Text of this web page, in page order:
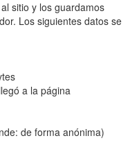
sitio y los guardamos
Los siguientes datos se
a la página
de forma anónima)